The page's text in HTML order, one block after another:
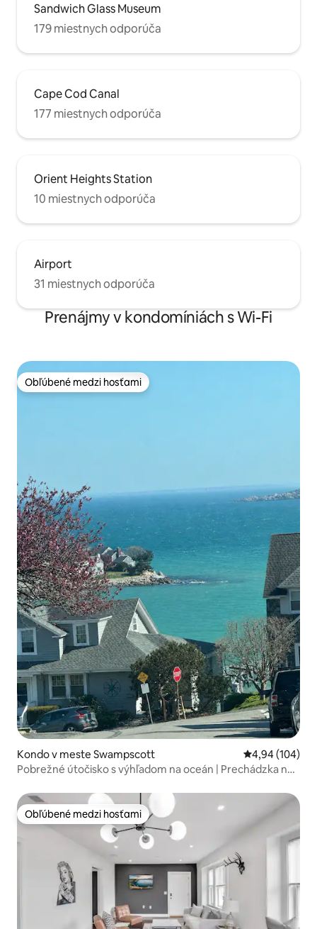
Sandwich Glass Museum
179 miestnych odporúča
Cape Cod Canal
177 miestnych odporúča
Orient Heights Station
10 miestnych odporúča
Airport
31 miestnych odporúča
Prenájmy v kondomíniách s Wi-Fi
Obľúbené medzi hosťami
Obľúbené medzi hosťami
Kondo v meste Swampscott Priemerné
4,94 (104)
Pobrežné útočisko s výhľadom na oceán | Prechádzka na
Obľúbené medzi hosťami
Obľúbené medzi hosťami